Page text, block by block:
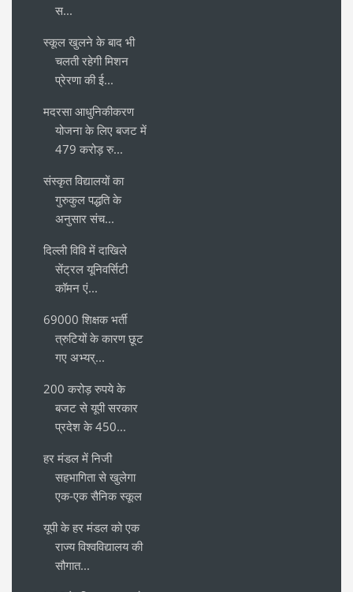
स...
स्कूल खुलने के बाद भी
चलती रहेगी मिशन
प्रेरणा की ई...
मदरसा आधुनिकीकरण
योजना के लिए बजट में
479 करोड़ रु...
संस्कृत विद्यालयों का
गुरुकुल पद्धति के
अनुसार संच...
दिल्ली विवि में दाखिले
सेंट्रल यूनिवर्सिटी
कॉमन एं...
69000 शिक्षक भर्ती
त्रुटियों के कारण छूट
गए अभ्यर्...
200 करोड़ रुपये के
बजट से यूपी सरकार
प्रदेश के 450...
हर मंडल में निजी
सहभागिता से खुलेगा
एक-एक सैनिक स्कूल
यूपी के हर मंडल को एक
राज्य विश्वविद्यालय की
सौगात...